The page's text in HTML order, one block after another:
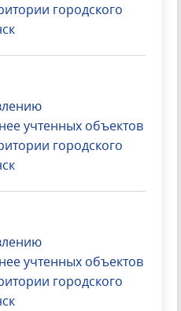
городского
учтенных объектов
городского
учтенных объектов
городского